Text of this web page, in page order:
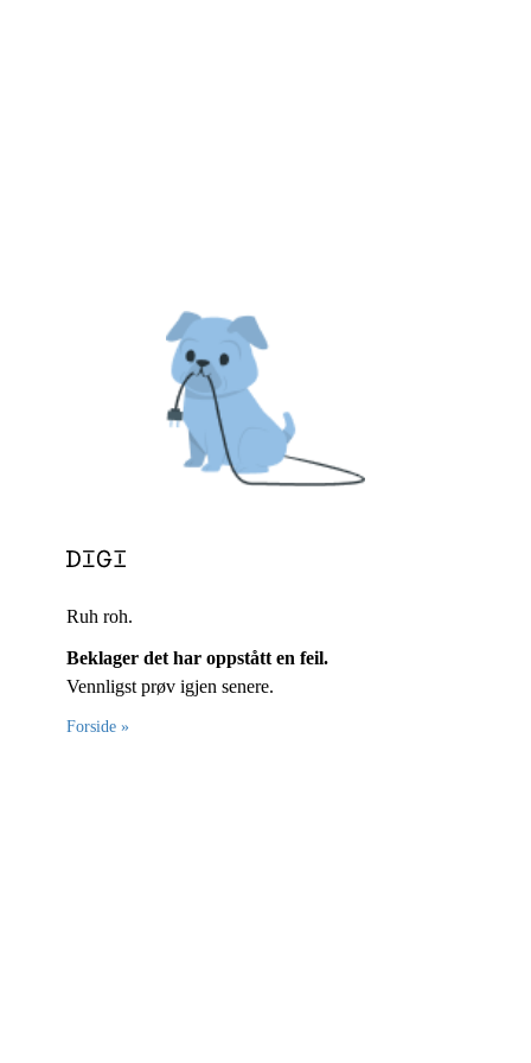
Ruh roh.
Beklager det har oppstått en feil.
Vennligst prøv igjen senere.
Forside »